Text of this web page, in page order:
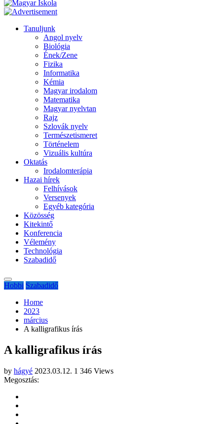
Tanuljunk
Angol nyelv
Biológia
Ének/Zene
Fizika
Informatika
Kémia
Magyar irodalom
Matematika
Magyar nyelvtan
Rajz
Szlovák nyelv
Természetismeret
Történelem
Vizuális kultúra
Oktatás
Irodalomterápia
Hazai hírek
Felhívások
Versenyek
Egyéb kategória
Közösség
Kitekintő
Konferencia
Vélemény
Technológia
Szabadidő
Hobbi Szabadidő
Home
2023
március
A kalligrafikus írás
A kalligrafikus írás
by hágyé 2023.03.12. 1 346 Views
Megosztás: